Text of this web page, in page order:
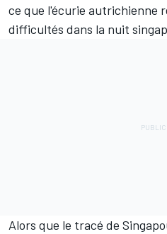
ce que l'écurie autrichienne
difficultés dans la nuit
Alors que le tracé de